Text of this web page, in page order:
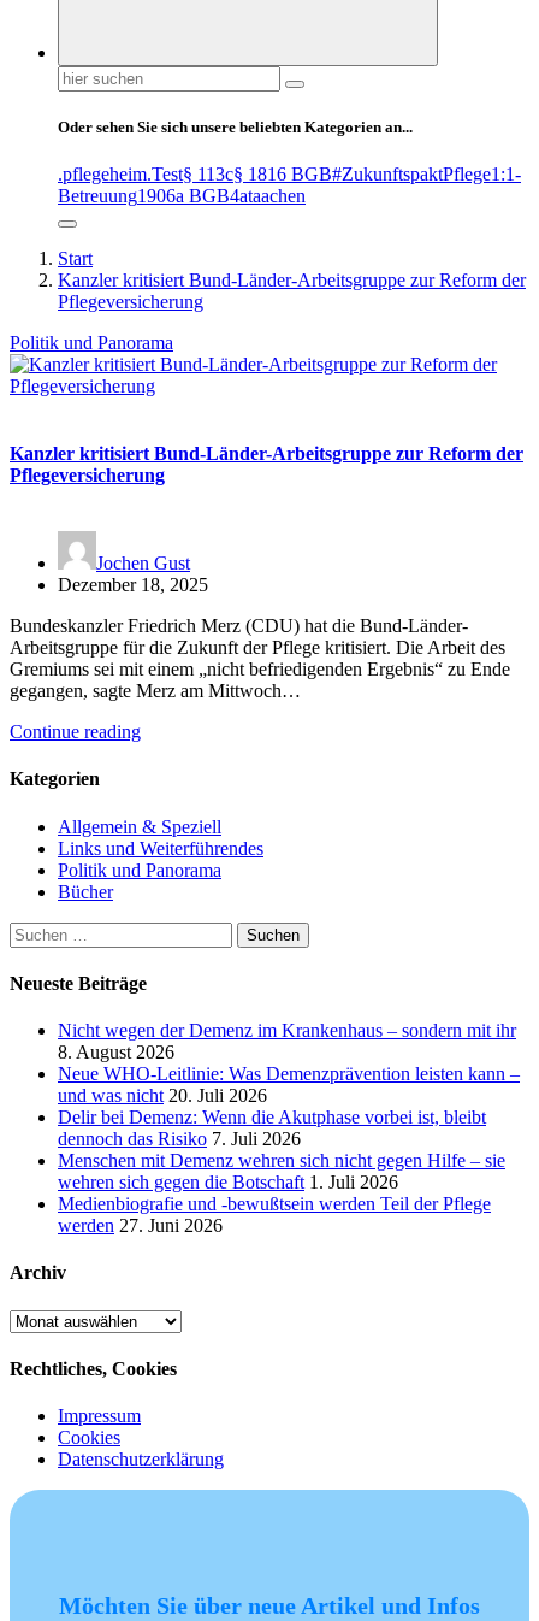
Suchen
nach:
Oder sehen Sie sich unsere beliebten Kategorien an...
.pflegeheim.Test§ 113c§ 1816 BGB#ZukunftspaktPflege1:1-
Betreuung1906a BGB4ataachen
Start
Kanzler kritisiert Bund-Länder-Arbeitsgruppe zur Reform der
Pflegeversicherung
Politik und Panorama
Kanzler kritisiert Bund-Länder-Arbeitsgruppe zur Reform der
Pflegeversicherung
Jochen Gust
Dezember 18, 2025
Bundeskanzler Friedrich Merz (CDU) hat die Bund-Länder-
Arbeitsgruppe für die Zukunft der Pflege kritisiert. Die Arbeit des
Gremiums sei mit einem „nicht befriedigenden Ergebnis“ zu Ende
gegangen, sagte Merz am Mittwoch…
Continue reading
Kategorien
Allgemein & Speziell
Links und Weiterführendes
Politik und Panorama
Bücher
Suchen
nach:
Neueste Beiträge
Nicht wegen der Demenz im Krankenhaus – sondern mit ihr
8. August 2026
Neue WHO-Leitlinie: Was Demenzprävention leisten kann –
und was nicht 20. Juli 2026
Delir bei Demenz: Wenn die Akutphase vorbei ist, bleibt
dennoch das Risiko 7. Juli 2026
Menschen mit Demenz wehren sich nicht gegen Hilfe – sie
wehren sich gegen die Botschaft 1. Juli 2026
Medienbiografie und -bewußtsein werden Teil der Pflege
werden 27. Juni 2026
Archiv
Archiv
Rechtliches, Cookies
Impressum
Cookies
Datenschutzerklärung
Möchten Sie über neue Artikel und Infos